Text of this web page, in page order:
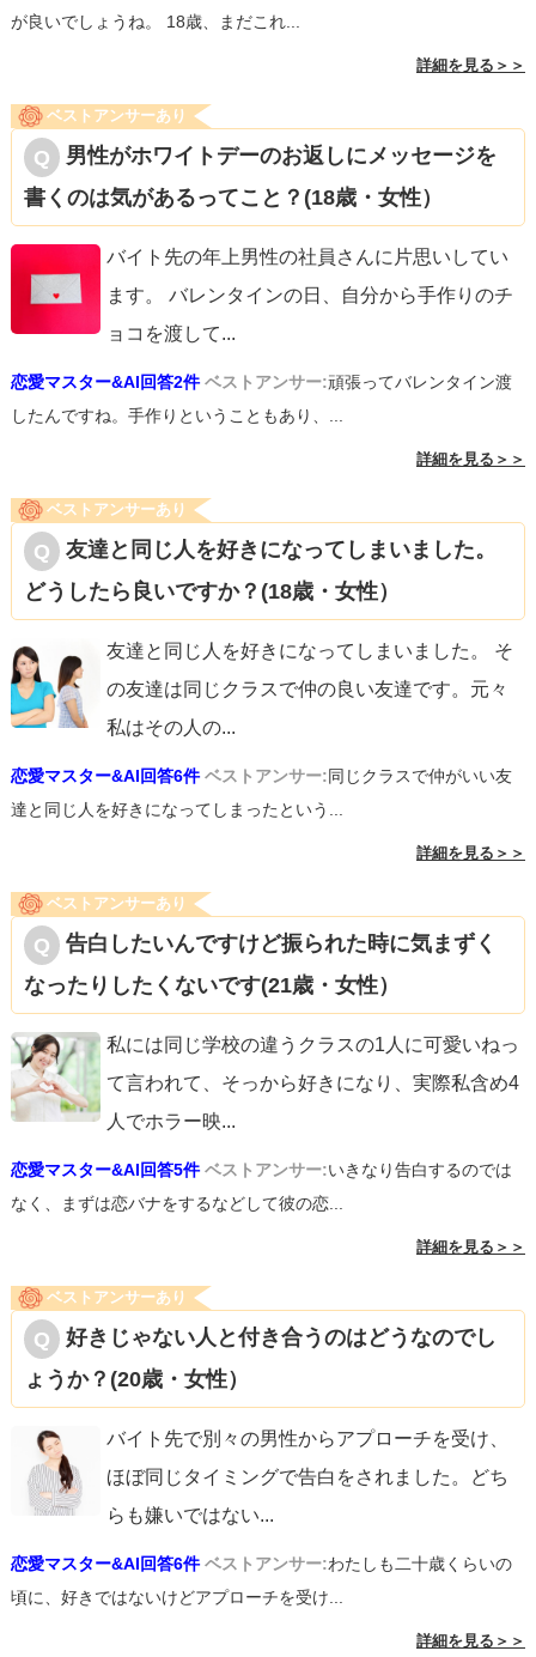
が良いでしょうね。 18歳、まだこれ...
詳細を見る＞＞
ベストアンサーあり
男性がホワイトデーのお返しにメッセージを
書くのは気があるってこと？(18歳・女性）
バイト先の年上男性の社員さんに片思いしてい
ます。 バレンタインの日、自分から手作りのチ
ョコを渡して...
恋愛マスター&AI回答2件 ベストアンサー:頑張ってバレンタイン渡
したんですね。手作りということもあり、...
詳細を見る＞＞
ベストアンサーあり
友達と同じ人を好きになってしまいました。
どうしたら良いですか？(18歳・女性）
友達と同じ人を好きになってしまいました。 そ
の友達は同じクラスで仲の良い友達です。元々
私はその人の...
恋愛マスター&AI回答6件 ベストアンサー:同じクラスで仲がいい友
達と同じ人を好きになってしまったという...
詳細を見る＞＞
ベストアンサーあり
告白したいんですけど振られた時に気まずく
なったりしたくないです(21歳・女性）
私には同じ学校の違うクラスの1人に可愛いねっ
て言われて、そっから好きになり、実際私含め4
人でホラー映...
恋愛マスター&AI回答5件 ベストアンサー:いきなり告白するのでは
なく、まずは恋バナをするなどして彼の恋...
詳細を見る＞＞
ベストアンサーあり
好きじゃない人と付き合うのはどうなのでし
ょうか？(20歳・女性）
バイト先で別々の男性からアプローチを受け、
ほぼ同じタイミングで告白をされました。どち
らも嫌いではない...
恋愛マスター&AI回答6件 ベストアンサー:わたしも二十歳くらいの
頃に、好きではないけどアプローチを受け...
詳細を見る＞＞